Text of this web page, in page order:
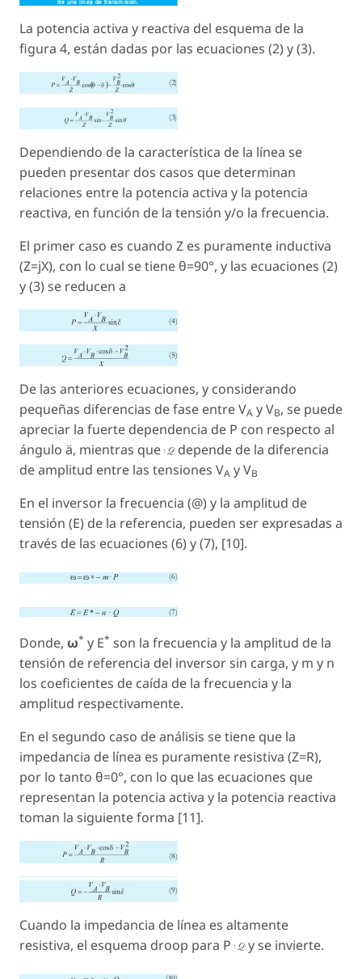
La potencia activa y reactiva del esquema de la
figura 4, están dadas por las ecuaciones (2) y (3).
Dependiendo de la característica de la línea se
pueden presentar dos casos que determinan
relaciones entre la potencia activa y la potencia
reactiva, en función de la tensión y/o la frecuencia.
El primer caso es cuando Z es puramente inductiva
(Z=jX), con lo cual se tiene θ=90°, y las ecuaciones (2)
y (3) se reducen a
De las anteriores ecuaciones, y considerando
pequeñas diferencias de fase entreVA yVB, se puede
apreciar la fuerte dependencia de P con respecto al
ángulo ä, mientras que
depende de la diferencia
de amplitud entre las tensiones VA yVB
En el inversor la frecuencia (@) y la amplitud de
tensión (E) de la referencia, pueden ser expresadas a
través de las ecuaciones (6) y (7), [10].
Donde, ω* y E* son la frecuencia y la amplitud de la
tensión de referencia del inversor sin carga, y m y n
los coeficientes de caída de la frecuencia y la
amplitud respectivamente.
En el segundo caso de análisis se tiene que la
impedancia de línea es puramente resistiva (Z=R),
por lo tanto θ=0°, con lo que las ecuaciones que
representan la potencia activa y la potencia reactiva
toman la siguiente forma [11].
Cuando la impedancia de línea es altamente
resistiva, el esquema droop para P
y se invierte.